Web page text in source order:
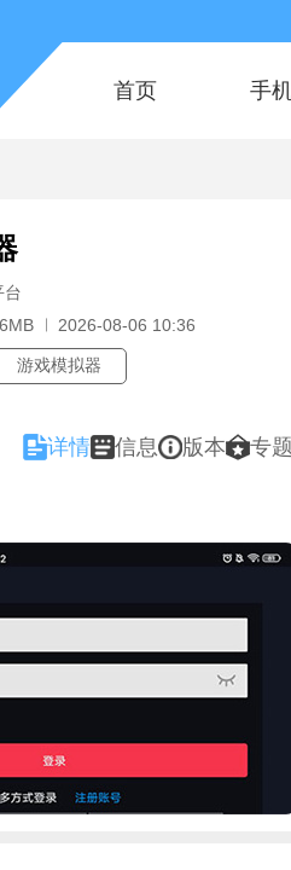
首页 手
台
2026-08-06 10:36
游戏模拟器
详情 信息 版本 专题